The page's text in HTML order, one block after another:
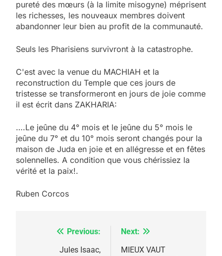
pureté des mœurs (à la limite misogyne) méprisent
les richesses, les nouveaux membres doivent
abandonner leur bien au profit de la communauté.
Seuls les Pharisiens survivront à la catastrophe.
C'est avec la venue du MACHIAH et la
reconstruction du Temple que ces jours de
tristesse se transformeront en jours de joie comme
il est écrit dans ZAKHARIA:
….Le jeûne du 4° mois et le jeûne du 5° mois le
jeûne du 7° et du 10° mois seront changés pour la
maison de Juda en joie et en allégresse et en fêtes
solennelles. A condition que vous chérissiez la
vérité et la paix!.
Ruben Corcos
NavigationPrevious:
Jules Isaac,
Next:
MIEUX VAUT